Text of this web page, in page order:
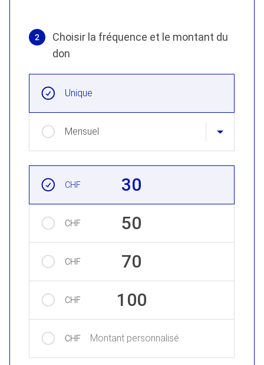
2
Choisir la fréquence et le montant du
don
Unique
Mensuel
CHF 30
CHF 50
CHF 70
CHF 100
CHF Montant personnalisé